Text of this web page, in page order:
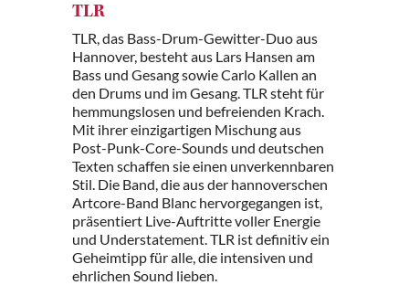
TLR
TLR, das Bass-Drum-Gewitter-Duo aus
Hannover, besteht aus Lars Hansen am
Bass und Gesang sowie Carlo Kallen an
den Drums und im Gesang. TLR steht für
hemmungslosen und befreienden Krach.
Mit ihrer einzigartigen Mischung aus
Post-Punk-Core-Sounds und deutschen
Texten schaffen sie einen unverkennbaren
Stil. Die Band, die aus der hannoverschen
Artcore-Band Blanc hervorgegangen ist,
präsentiert Live-Auftritte voller Energie
und Understatement. TLR ist definitiv ein
Geheimtipp für alle, die intensiven und
ehrlichen Sound lieben.